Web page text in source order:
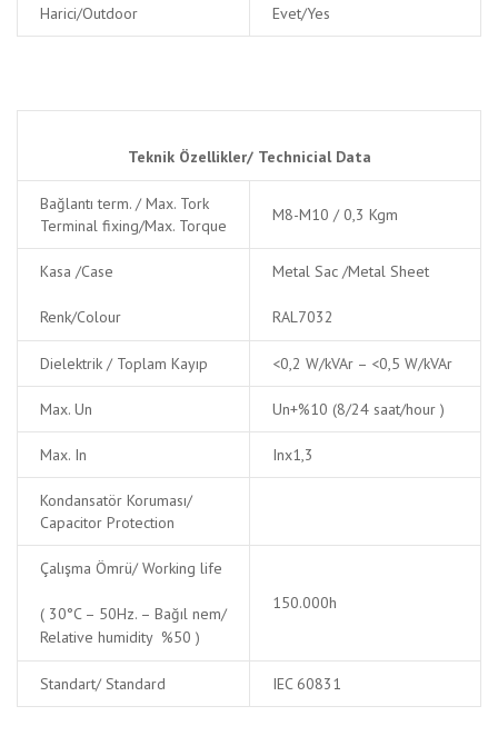
Harici/Outdoor Evet/Yes
Teknik Özellikler/ Technicial Data
Bağlantı term. / Max. Tork
Terminal fixing/Max. Torque
M8-M10 / 0,3 Kgm
Kasa /Case
Renk/Colour
Metal Sac /Metal Sheet
RAL7032
Dielektrik / Toplam Kayıp <0,2 W/kVAr – <0,5 W/kVAr
Max. Un Un+%10 (8/24 saat/hour )
Max. In Inx1,3
Kondansatör Koruması/
Capacitor Protection
Çalışma Ömrü/ Working life
( 30°C – 50Hz. – Bağıl nem/
Relative humidity %50 )
150.000h
Standart/ Standard IEC 60831